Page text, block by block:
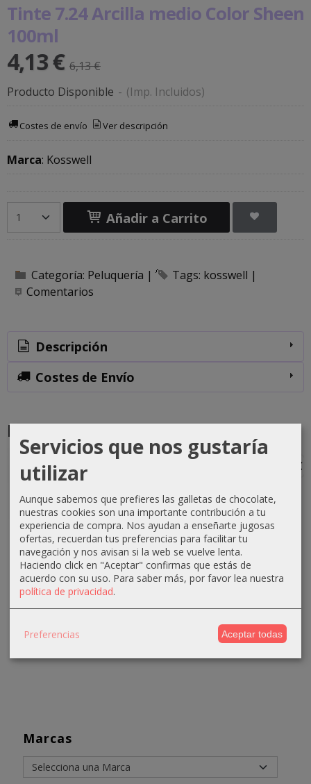
Marcas
Tinte 7.24 Arcilla medio Color Sheen
100ml
4,13 € 6,13 €
Producto Disponible - (Imp. Incluidos)
Costes de envío Ver descripción
Marca: Kosswell
Añadir a Carrito
Categoría: Peluquería | Tags: kosswell |
Comentarios
Descripción
Costes de Envío
Productos Relacionados
-3 €
Crema
oxigenada
1000ml
Absoluk
40...
3,50 €
Tinte
Equium
N7.43
Cobrizo
Dorado...
4,31 €
Tinte
Equium
N5.60
Borgoña
60ml...
4,31 €
6,61 €
-2 €
Tinte
Vibrant
4,31 €
6,21 €
Servicios que nos gustaría
utilizar
Aunque sabemos que prefieres las galletas de chocolate,
nuestras cookies son una importante contribución a tu
experiencia de compra. Nos ayudan a enseñarte jugosas
ofertas, recuerdan tus preferencias para facilitar tu
navegación y nos avisan si la web se vuelve lenta.
Haciendo click en "Aceptar" confirmas que estás de
acuerdo con su uso. Para saber más, por favor lea nuestra
política de privacidad.
Preferencias Aceptar todas